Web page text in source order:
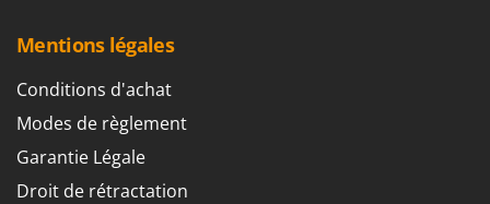
Mentions légales
Conditions d'achat
Modes de règlement
Garantie Légale
Droit de rétractation